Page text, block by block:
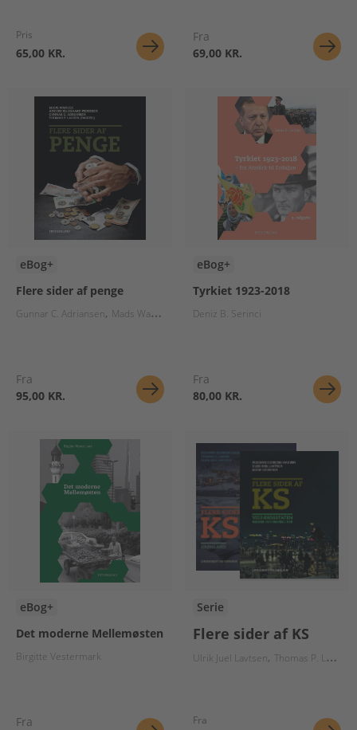
Pris
65,00 KR.
Fra
69,00 KR.
eBog+
Flere sider af penge
Gunnar C. Adriansen Mads Waneck Anders Ellegaard Pedersen
Fra
95,00 KR.
eBog+
Tyrkiet 1923-2018
Deniz B. Serinci
Fra
80,00 KR.
eBog+
Det moderne Mellemøsten
Birgitte Vestermark
Fra
Serie
Flere sider af KS
Ulrik Juel Lavtsen Thomas P. Larsen
Fra